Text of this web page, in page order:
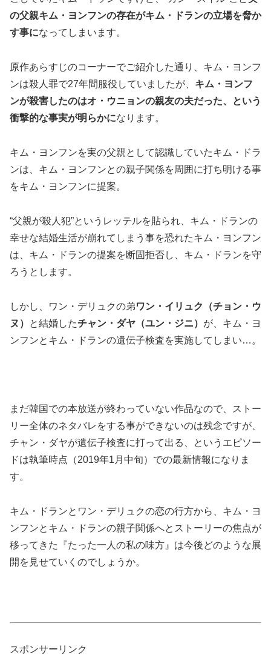
の父親キム・ヨンフンの存在がキム・ドランの立場を脅か
す事になってしまいます。
原作あらすじのコーナーでご紹介した通り、キム・ヨンフ
ンは殺人罪で27年間服役していましたが、 キム・ヨンフ
ンが殺害したのはオ・ウニョンの親友の夫だった、という
衝撃的な事実が明らかになります。
キム・ヨンフンを実の父親として認識していたキム・ドラ
ンは、キム・ヨンフンとの親子関係を周囲に打ち明ける事
をキム・ヨンフンに提案。
“父親が殺人犯”というレッテルを貼られ、キム・ドランの
幸せな結婚生活が崩れてしまう事を恐れたキム・ヨンフン
は、キム・ドランの提案を断固拒否し、キム・ドランを守
ろうとします。
しかし、ワン・デリュクの弟ワン・イリュク（チョン・ウ
ヌ）
と結婚したチャン・ダヤ（ユン・ジニ） が、キム・ヨ
ンフンとキム・ドランの遺伝子検査を実施してしまい…。
まだ韓国での本放送が終わっていない作品なので、ストー
リー全体のネタバレをする事ができないのは残念ですが、
チャン・ダヤが遺伝子検査に打って出る、というエピソー
ドは執筆時点（2019年1月中旬）での最新情報になりま
す。
キム・ドランとワン・デリュクの恋の行方から、キム・ヨ
ンフンとキム・ドランの親子関係へとストーリーの焦点が
移ってきた『たった一人の私の味方』は今後どのような展
開を見せていくのでしょうか。
スポンサーリンク